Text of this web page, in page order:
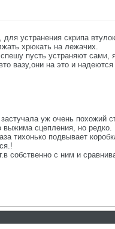
устранения скрипа
хрюкать на лежачих.
пусть устраняют
вазу,они на это и
уж очень
выжима сцепления, но редко.
тихонько подвывает
собственно с ним и